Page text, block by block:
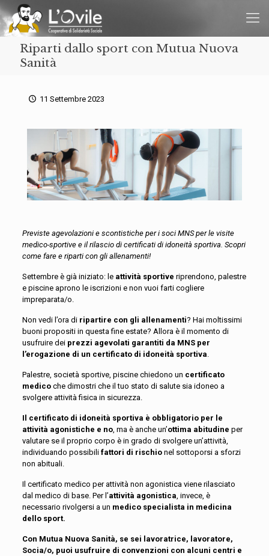
Riparti dallo sport con Mutua Nuova
Sanità
11 Settembre 2023
Previste agevolazioni e scontistiche per i soci MNS per le visite
medico-sportive e il rilascio di certificati di idoneità sportiva. Scopri
come fare e riparti con gli allenamenti!
Settembre è già iniziato: le attività sportive riprendono, palestre
e piscine aprono le iscrizioni e non vuoi farti cogliere
impreparata/o.
Non vedi l’ora di ripartire con gli allenamenti? Hai moltissimi
buoni propositi in questa fine estate? Allora è il momento di
usufruire dei prezzi agevolati garantiti da MNS per
l’erogazione di un certificato di idoneità sportiva.
Palestre, società sportive, piscine chiedono un certificato
medicoche dimostri che il tuo stato di salute sia idoneo a
svolgere attività fisica in sicurezza.
Il certificato di idoneità sportiva è obbligatorio per le
attività agonistiche e no, ma è anche un’ottima abitudine per
valutare se il proprio corpo è in grado di svolgere un’attività,
individuando possibili fattori di rischionel sottoporsi a sforzi
non abituali.
Il certificato medico per attività non agonistica viene rilasciato
dal medico di base. Per l’attività agonistica, invece, è
necessario rivolgersi a un medico specialista in medicina
dello sport.
Con Mutua Nuova Sanità, se sei lavoratrice, lavoratore,
Socia/o, puoi usufruire di convenzioni con alcuni centri e